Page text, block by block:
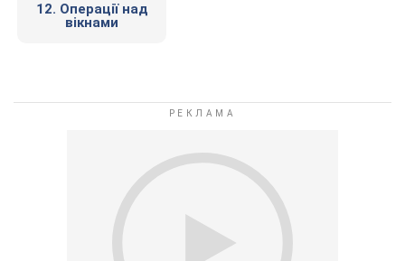
12. Операції над
вікнами